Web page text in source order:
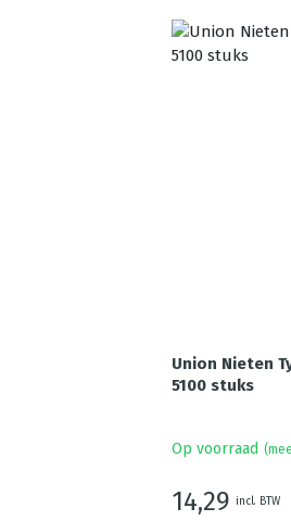
Union Nieten
5100 stuks
Op voorraad
14,29 incl. BTW